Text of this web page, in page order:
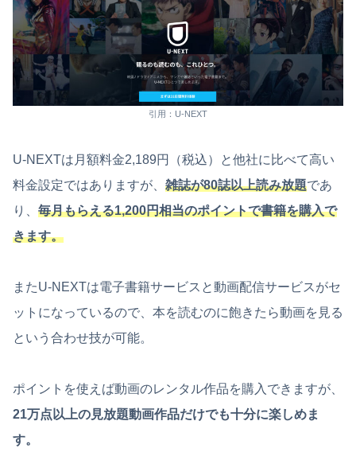
引用：U-NEXT
U-NEXTは月額料金2,189円（税込）と他社に比べて高い
料金設定ではありますが、 雑誌が80誌以上読み放題であ
り、 毎月もらえる1,200円相当のポイントで書籍を購入で
きます。
またU-NEXTは電子書籍サービスと動画配信サービスがセ
ットになっているので、本を読むのに飽きたら動画を見る
という合わせ技が可能。
ポイントを使えば動画のレンタル作品を購入できますが、
21万点以上の見放題動画作品だけでも十分に楽しめま
す。